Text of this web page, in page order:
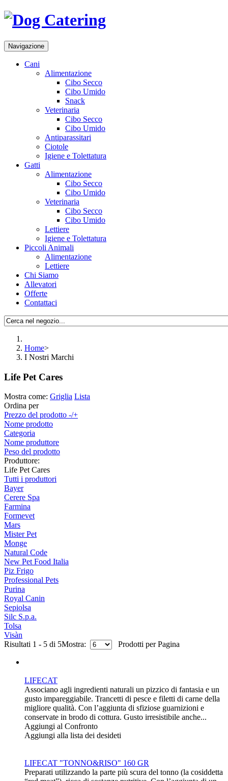
Navigazione
Cani
Alimentazione
Cibo Secco
Cibo Umido
Snack
Veterinaria
Cibo Secco
Cibo Umido
Antiparassitari
Ciotole
Igiene e Tolettatura
Gatti
Alimentazione
Cibo Secco
Cibo Umido
Veterinaria
Cibo Secco
Cibo Umido
Lettiere
Igiene e Tolettatura
Piccoli Animali
Alimentazione
Lettiere
Chi Siamo
Allevatori
Offerte
Contattaci
Home>
I Nostri Marchi
Life Pet Cares
Mostra come: Griglia Lista
Ordina per
Prezzo del prodotto -/+
Nome prodotto
Categoria
Nome produttore
Peso del prodotto
Produttore:
Life Pet Cares
Tutti i produttori
Bayer
Cerere Spa
Farmina
Formevet
Mars
Mister Pet
Monge
Natural Code
New Pet Food Italia
Piz Frigo
Professional Pets
Purina
Royal Canin
Sepiolsa
Silc S.p.a.
Tolsa
Visàn
Risultati 1 - 5 di 5Mostra: Prodotti per Pagina
LIFECAT
Associano agli ingredienti naturali un pizzico di fantasia e un
gusto impareggiabile. Trancetti di pesce e filetti di carne della
migliore qualità. Con l’aggiunta di sfiziose guarnizioni e
conservate in brodo di cottura. Gusto irresistibile anche...
Aggiungi al Confronto
Aggiungi alla lista dei desideti
LIFECAT "TONNO&RISO" 160 GR
Preparati utilizzando la parte più scura del tonno (la cosiddetta